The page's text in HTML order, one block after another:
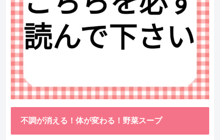
不調が消える！体が変わる！野菜スープ